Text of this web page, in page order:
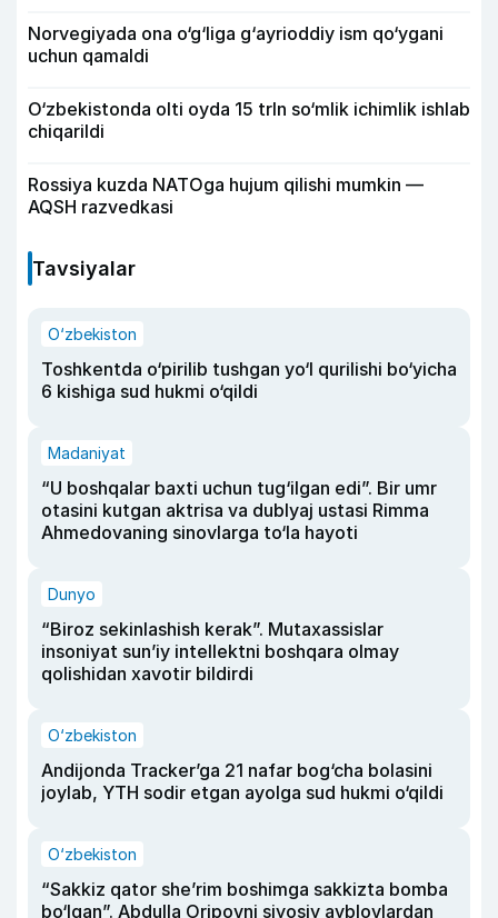
Norvegiyada ona o‘g‘liga g‘ayrioddiy ism qo‘ygani
uchun qamaldi
O‘zbekistonda olti oyda 15 trln so‘mlik ichimlik ishlab
chiqarildi
Rossiya kuzda NATOga hujum qilishi mumkin —
AQSH razvedkasi
Tavsiyalar
O‘zbekiston
Toshkentda o‘pirilib tushgan yo‘l qurilishi bo‘yicha
6 kishiga sud hukmi o‘qildi
Madaniyat
“U boshqalar baxti uchun tug‘ilgan edi”. Bir umr
otasini kutgan aktrisa va dublyaj ustasi Rimma
Ahmedovaning sinovlarga to‘la hayoti
Dunyo
“Biroz sekinlashish kerak”. Mutaxassislar
insoniyat sun’iy intellektni boshqara olmay
qolishidan xavotir bildirdi
O‘zbekiston
Andijonda Tracker’ga 21 nafar bog‘cha bolasini
joylab, YTH sodir etgan ayolga sud hukmi o‘qildi
O‘zbekiston
“Sakkiz qator she’rim boshimga sakkizta bomba
bo‘lgan”. Abdulla Oripovni siyosiy ayblovlardan